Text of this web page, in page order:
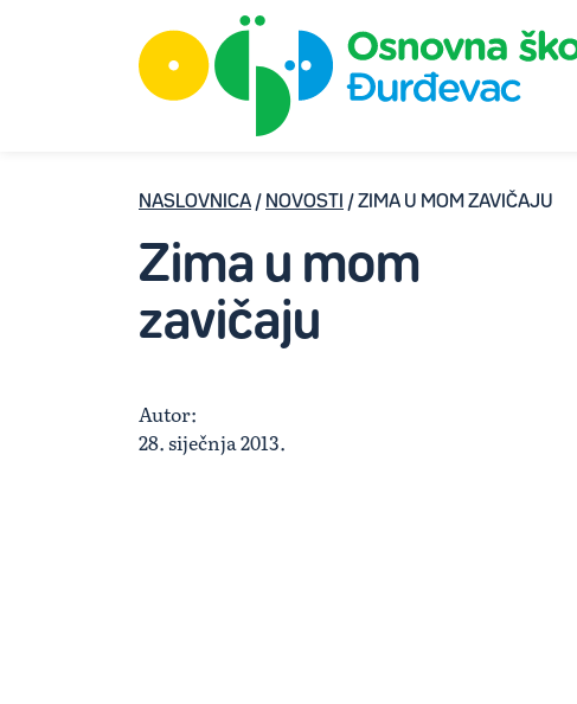
NASLOVNICA / NOVOSTI / ZIMA U MOM ZAVIČAJU
Zima u mom
zavičaju
Autor:
28. siječnja 2013.